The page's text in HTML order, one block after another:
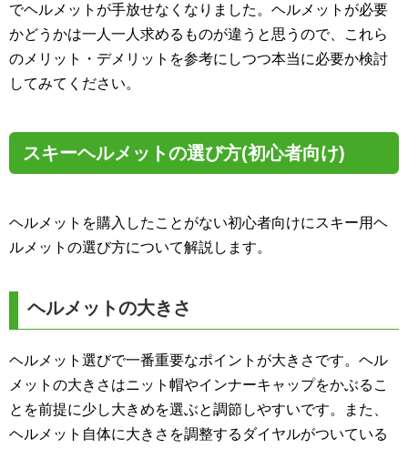
でヘルメットが手放せなくなりました。ヘルメットが必要
かどうかは一人一人求めるものが違うと思うので、これら
のメリット・デメリットを参考にしつつ本当に必要か検討
してみてください。
スキーヘルメットの選び方(初心者向け)
ヘルメットを購入したことがない初心者向けにスキー用ヘ
ルメットの選び方について解説します。
ヘルメットの大きさ
ヘルメット選びで一番重要なポイントが大きさです。ヘル
メットの大きさはニット帽やインナーキャップをかぶるこ
とを前提に少し大きめを選ぶと調節しやすいです。また、
ヘルメット自体に大きさを調整するダイヤルがついている